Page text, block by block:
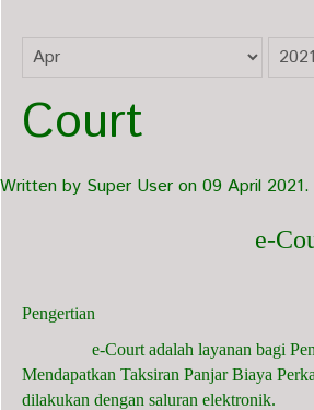
Court
Written by Super User on 09 April 2021.
e-
Pengertian
e-Court adalah layanan bagi
Mendapatkan Taksiran Panjar Biaya
dilakukan dengan saluran elektronik.